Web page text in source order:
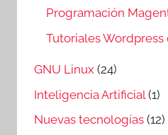
Programación
Tutoriales Wordpress
GNU Linux (24)
Inteligencia Artificial (1)
Nuevas tecnologías (12)